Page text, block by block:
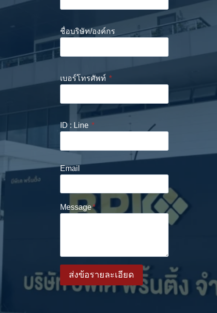
ชื่อบริษัท/องค์กร
เบอร์โทรศัพท์ *
ID : Line *
Email
Message*
ส่งข้อรายละเอียด